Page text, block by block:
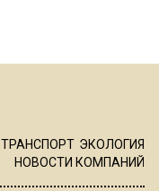
ТРАНСПОРТ ЭКОЛОГИЯ
НОВОСТИ КОМПАНИЙ